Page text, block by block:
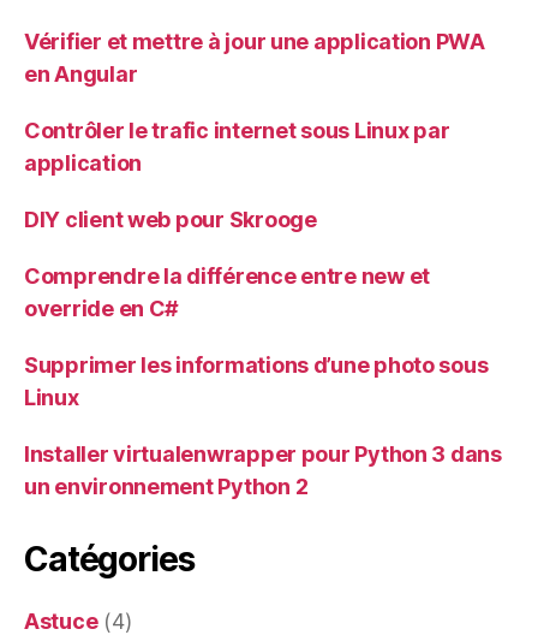
Vérifier et mettre à jour une application PWA
en Angular
Contrôler le trafic internet sous Linux par
application
DIY client web pour Skrooge
Comprendre la différence entre new et
override en C#
Supprimer les informations d’une photo sous
Linux
Installer virtualenwrapper pour Python 3 dans
un environnement Python 2
Catégories
Astuce(4)